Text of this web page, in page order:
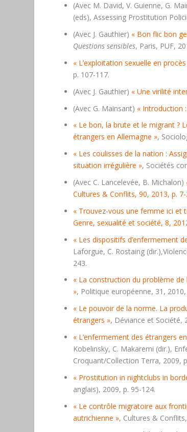
(Avec M. David, V. Guienne, G.
(eds),Assessing Prostitution
(Avec J. Gauthier) « Bon flic bon
Questions sensibles, Paris, PUF,
« L’exploitation sexuelle en
p. 107-117.
(Avec J. Gauthier) « Une virilité
(Avec G. Mainsant) « Introduction
« Le bon, la brute et le migrant ?
étrangers en Allemagne »,
« Les coulisses de la nation :
situation irrégulière », Sociétés
(Avec C. Lancelevée, B. Michalon)
Cultures & Conflits, 90, 2013, p. 7-
« Trouvez-vous une femme ici et
Genre, sexualité et société, 8,
« Les dispositifs d’enfermement
Laforgue, C. Rostaing (dir.),
243.
« La construction du problème de
», Politique européenne, 31,
« Le pouvoir de la norme. La
étrangers », Déviance et Société,
« L’enfermement des étrangers
Kobelinsky, C. Makaremi (dir.),
Croquant/Collection Terra, 2009,
« Prostitution in nightclubs in
anglais), 2009, p. 95-124.
« Le contrôle migratoire aux
autrichienne », Cultures & Conflits